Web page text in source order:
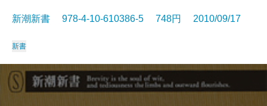
新潮新書 978-4-10-610386-5 748円 2010/09/17
新書